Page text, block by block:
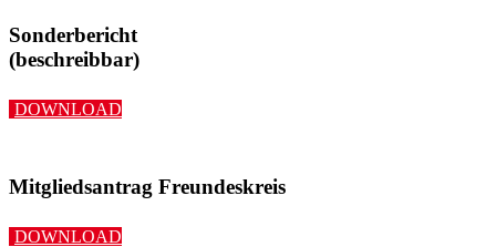
Sonderbericht
(beschreibbar)
DOWNLOAD
Mitgliedsantrag Freundeskreis
DOWNLOAD